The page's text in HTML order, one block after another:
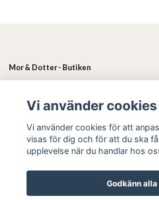
Mor & Dotter - Butiken
Läs mer
Sociala medier
Vi använder cookies
Vi använder cookies för att
visas för dig och för att du ska
upplevelse när du handlar hos
Godkänn alla